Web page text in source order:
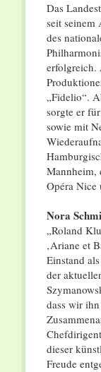
Das
seit seinem
des
erfolgreich.
„Fidelio“.
sorgte er
sowie mit
Mannheim,
Opéra Nice
Nora
„Roland
‚Ariane et
Einstand
der
dass wir
dieser
Freude